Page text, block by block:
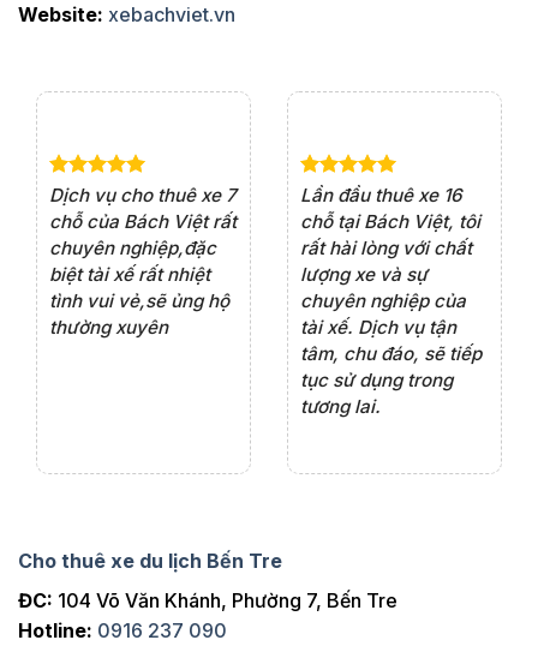
Website: xebachviet.vn
Dịch vụ cho thuê xe 7
chỗ của Bách Việt rất
chuyên nghiệp,đặc
biệt tài xế rất nhiệt
tình vui vẻ,sẽ ủng hộ
thường xuyên
Lần đầu thuê xe 16
chỗ tại Bách Việt, tôi
rất hài lòng với chất
lượng xe và sự
chuyên nghiệp của
tài xế. Dịch vụ tận
tâm, chu đáo, sẽ tiếp
tục sử dụng trong
tương lai.
Cho thuê xe du lịch Bến Tre
ĐC: 104 Võ Văn Khánh, Phường 7, Bến Tre
Hotline: 0916 237 090